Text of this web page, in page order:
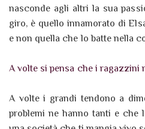
nasconde agli altri la sua
giro, è quello innamorato di
e non quella che lo batte nella
A volte si pensa che i ragazzini
A volte i grandi tendono a
problemi ne hanno tanti e